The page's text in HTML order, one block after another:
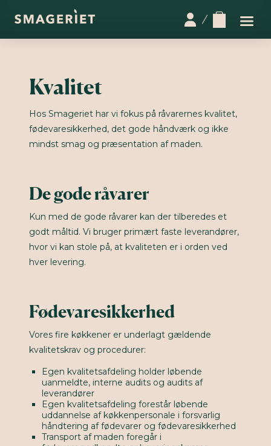
Kvalitet
Hos Smageriet har vi fokus på råvarernes kvalitet,
fødevaresikkerhed, det gode håndværk og ikke
mindst smag og præsentation af maden.
De gode råvarer
Kun med de gode råvarer kan der tilberedes et
godt måltid. Vi bruger primært faste leverandører,
hvor vi kan stole på, at kvaliteten er i orden ved
hver levering.
Fødevaresikkerhed
Vores fire køkkener er underlagt gældende
kvalitetskrav og procedurer:
Egen kvalitetsafdeling holder løbende
uanmeldte, interne audits og audits af
leverandører
Egen kvalitetsafdeling forestår løbende
uddannelse af køkkenpersonale i forsvarlig
håndtering af fødevarer og fødevaresikkerhed
Transport af maden foregår i